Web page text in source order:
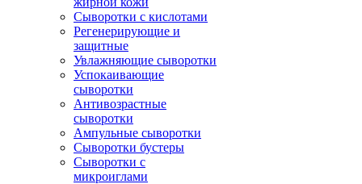
Сыворотки с кислотами
Регенерирующие и
защитные
Увлажняющие сыворотки
Успокаивающие
сыворотки
Антивозрастные
сыворотки
Ампульные сыворотки
Сыворотки бустеры
Сыворотки с
микроиглами